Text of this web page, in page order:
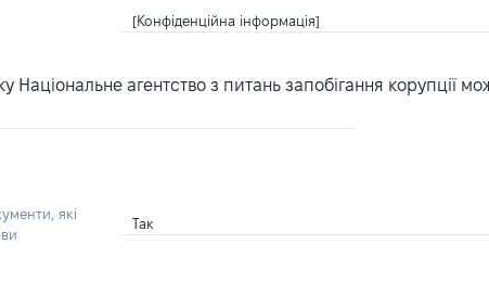
[Конфіденційна інформація]
агентство з питань запобігання корупції
які
Так